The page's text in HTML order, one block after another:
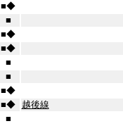
■◆
■
■◆
■◆
■
■
■◆
■◆
越後線
■